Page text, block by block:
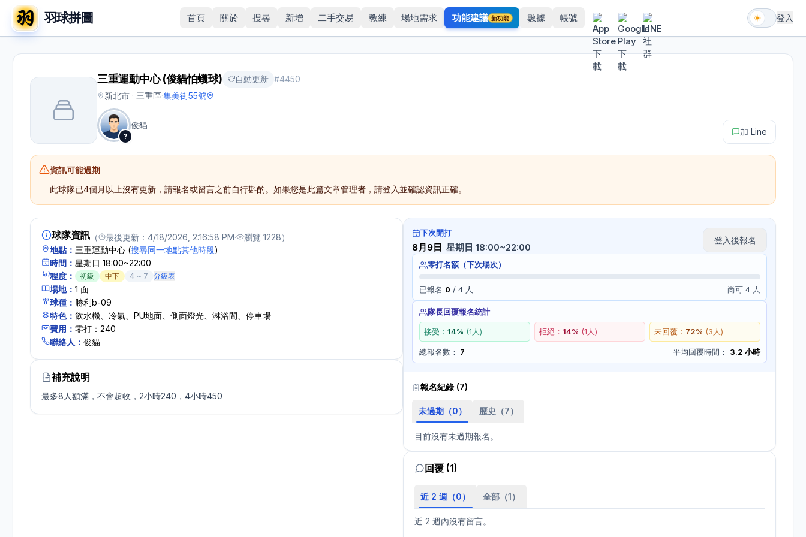
羽球拼圖 首頁 關於 搜尋 新增 二手交易 教練 場地需求 功能建議 新功能 數據 帳號 登入
三重運動中心 (俊貓怕蟻球) 自動更新 #4450
新北市 · 三重區·集美街55號
?
俊貓
加 Line
資訊可能過期
此球隊已4個月以上沒有更新，請報名或留言之前自行斟酌。如果您是此篇文章管理者，請登入並確認資訊正確。
球隊資訊 （ 最後更新：4/18/2026, 2:16:58 PM· 瀏覽 1228）
地點： 三重運動中心 (搜尋同一地點其他時段)
時間： 星期日 18:00~22:00
程度：
初級 中下 4 ~ 7 分級表
場地： 1 面
球種： 勝利b-09
特色： 飲水機、冷氣、PU地面、側面燈光、淋浴間、停車場
費用： 零打：240
聯絡人： 俊貓
補充說明
最多8人額滿，不會超收，2小時240，4小時450
下次開打
8月9日 星期日 18:00~22:00
登入後報名
零打名額（下次場次）
已報名 0 / 4人 尚可 4 人
隊長回覆報名統計
接受： 14% (1 人) 拒絕： 14% (1 人) 未回覆： 72% (3 人)
總報名數： 7 平均回覆時間： 3.2 小時
報名紀錄 (7)
未過期（0） 歷史（7）
目前沒有未過期報名。
回覆 (1)
近 2 週（0） 全部（1）
近 2 週內沒有留言。